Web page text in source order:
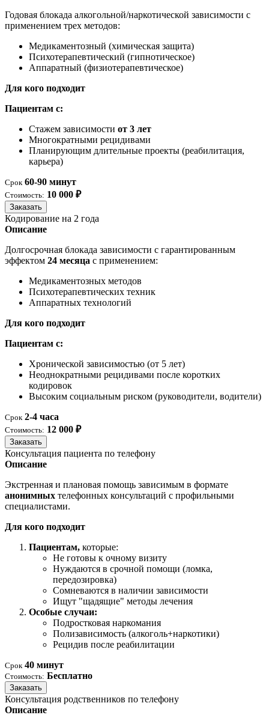
Годовая блокада алкогольной/наркотической зависимости с
применением трех методов:
Медикаментозный (химическая защита)
Психотерапевтический (гипнотическое)
Аппаратный (физиотерапевтическое)
Для кого подходит
Пациентам с:
Стажем зависимости от 3 лет
Многократными рецидивами
Планирующим длительные проекты (реабилитация,
карьера)
Срок 60-90 минут
Стоимость: 10 000 ₽
Заказать
Кодирование на 2 года
Описание
Долгосрочная блокада зависимости с гарантированным
эффектом 24 месяца с применением:
Медикаментозных методов
Психотерапевтических техник
Аппаратных технологий
Для кого подходит
Пациентам с:
Хронической зависимостью (от 5 лет)
Неоднократными рецидивами после коротких
кодировок
Высоким социальным риском (руководители, водители)
Срок 2-4 часа
Стоимость: 12 000 ₽
Заказать
Консультация пациента по телефону
Описание
Экстренная и плановая помощь зависимым в формате
анонимных телефонных консультаций с профильными
специалистами.
Для кого подходит
Пациентам, которые:
Не готовы к очному визиту
Нуждаются в срочной помощи (ломка,
передозировка)
Сомневаются в наличии зависимости
Ищут "щадящие" методы лечения
Особые случаи:
Подростковая наркомания
Полизависимость (алкоголь+наркотики)
Рецидив после реабилитации
Срок 40 минут
Стоимость: Бесплатно
Заказать
Консультация родственников по телефону
Описание